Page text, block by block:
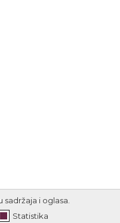
i oglasa.
Statistika